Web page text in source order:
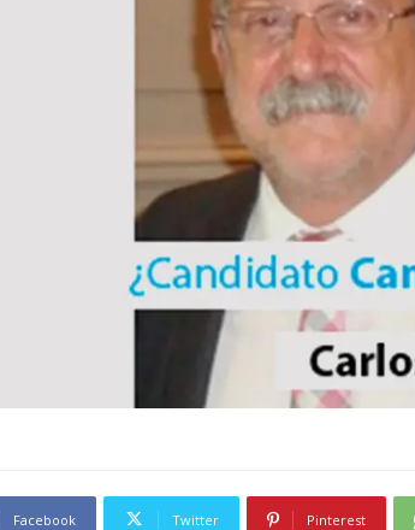
Facebook Twitter Pinterest